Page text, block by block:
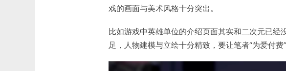
戏的画面与美术风格十分突出。
比如游戏中英雄单位的介绍页面其实和二次元已经
足，人物建模与立绘十分精致，要让笔者“为爱付费